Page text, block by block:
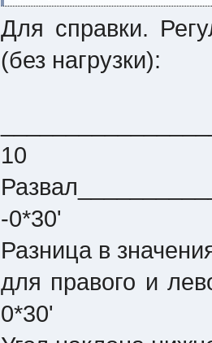
Для справки.
(без нагрузки):
10
-0*30'
Разница в
для правого и
0*30'